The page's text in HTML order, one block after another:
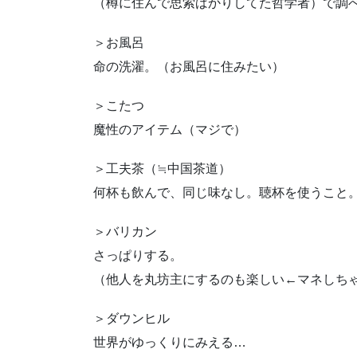
（樽に住んで思索ばかりしてた哲学者）で調
＞お風呂
命の洗濯。（お風呂に住みたい）
＞こたつ
魔性のアイテム（マジで）
＞工夫茶（≒中国茶道）
何杯も飲んで、同じ味なし。聴杯を使うこと。
＞バリカン
さっぱりする。
（他人を丸坊主にするのも楽しい←マネしち
＞ダウンヒル
世界がゆっくりにみえる…